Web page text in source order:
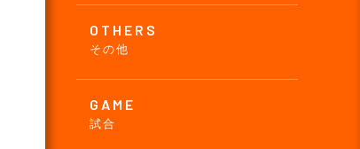
OTHERS
その他
GAME
試合